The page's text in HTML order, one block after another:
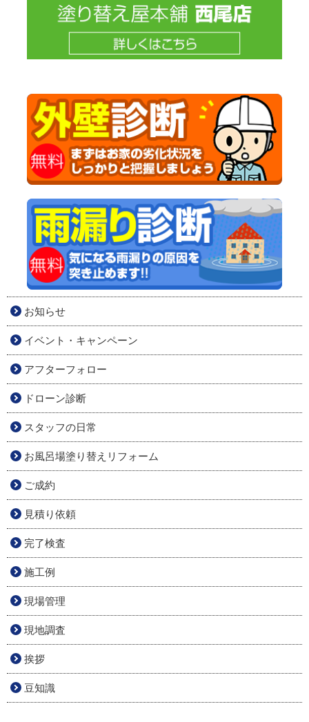
お知らせ
イベント・キャンペーン
アフターフォロー
ドローン診断
スタッフの日常
お風呂場塗り替えリフォーム
ご成約
見積り依頼
完了検査
施工例
現場管理
現地調査
挨拶
豆知識